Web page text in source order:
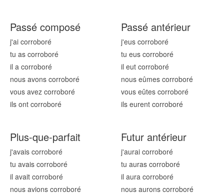
Passé composé
j'ai corroboré
tu as corroboré
il a corroboré
nous avons corroboré
vous avez corroboré
ils ont corroboré
Passé antérieur
j'eus corroboré
tu eus corroboré
il eut corroboré
nous eûmes corroboré
vous eûtes corroboré
ils eurent corroboré
Plus-que-parfait
j'avais corroboré
tu avais corroboré
il avait corroboré
nous avions corroboré
Futur antérieur
j'aurai corroboré
tu auras corroboré
il aura corroboré
nous aurons corroboré